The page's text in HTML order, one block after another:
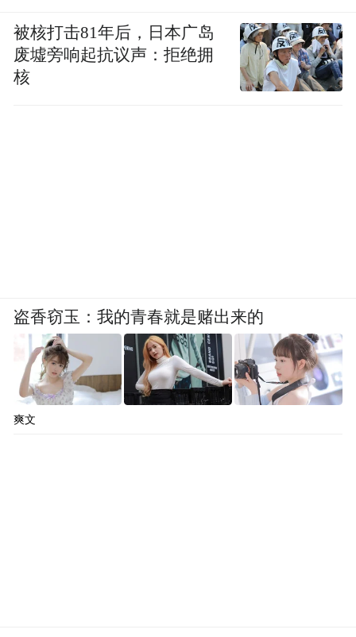
被核打击81年后，日本广岛
废墟旁响起抗议声：拒绝拥
核
盗香窃玉：我的青春就是赌出来的
爽文